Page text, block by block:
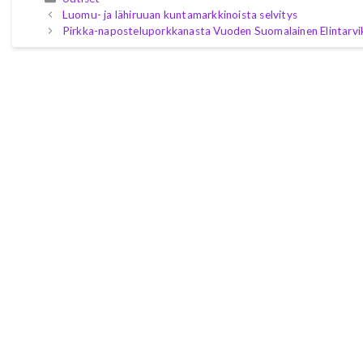
Luomu- ja lähiruuan kuntamarkkinoista selvitys
Pirkka-naposteluporkkanasta Vuoden Suomalainen